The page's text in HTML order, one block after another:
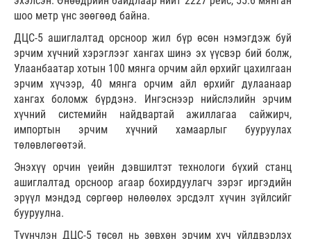
шоо метр үнс зөөгөөд байна.
ДЦС-5 ашиглалтад орсноор жил бүр өсөн нэмэгдэж буй
эрчим хүчний хэрэглээг хангах шинэ эх үүсвэр бий болж,
Улаанбаатар хотын 100 мянга орчим айл өрхийг цахилгаан
эрчим хүчээр, 40 мянга орчим айл өрхийг дулаанаар
хангах боломж бүрдэнэ. Ингэснээр нийслэлийн эрчим
хүчний системийн найдвартай ажиллагаа сайжирч,
импортын эрчим хүчний хамаарлыг бууруулах
төлөвлөгөөтэй.
Энэхүү орчин үеийн дэвшилтэт технологи бүхий станц
ашиглалтад орсноор агаар бохирдуулагч зэрэг иргэдийн
эрүүл мэндэд сөргөөр нөлөөлөх эрсдэлт хүчин зүйлсийг
бууруулна.
Түүнчлэн ДЦС-5 төсөл нь зөвхөн эрчим хүч үйлдвэрлэх